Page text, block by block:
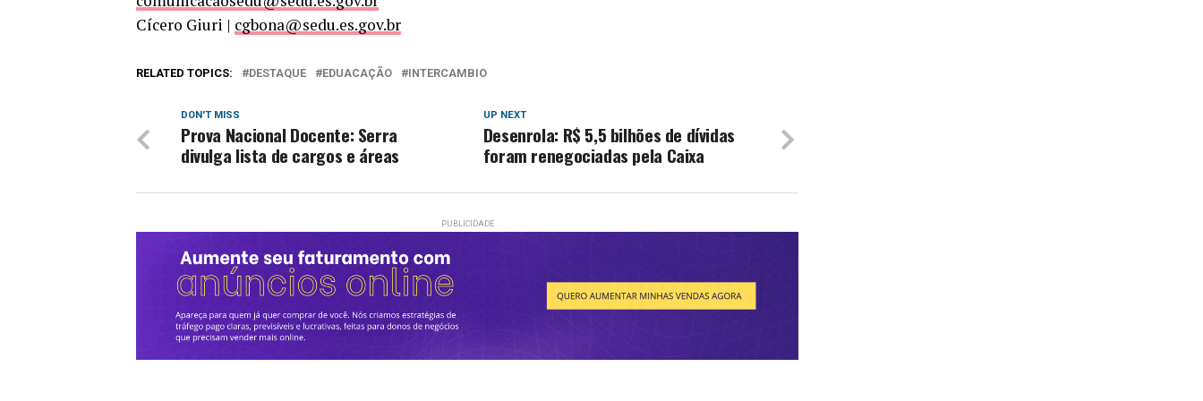
Cícero Giuri | cgbona@sedu.es.gov.br
RELATED TOPICS: DESTAQUE EDUACAÇÃO INTERCAMBIO
UP NEXT
Desenrola: R$ 5,5 bilhões de dívidas
foram renegociadas pela Caixa
DON'T MISS
Prova Nacional Docente: Serra
divulga lista de cargos e áreas